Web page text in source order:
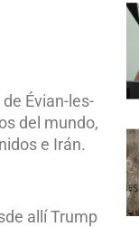
Évian-les-
del mundo,
e Irán.
allí Trump